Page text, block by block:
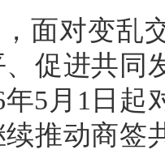
面对变乱
促进共同
年5月1日
推动商签